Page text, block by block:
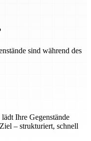
sind während des
Ihre Gegenstände
– strukturiert, schnell